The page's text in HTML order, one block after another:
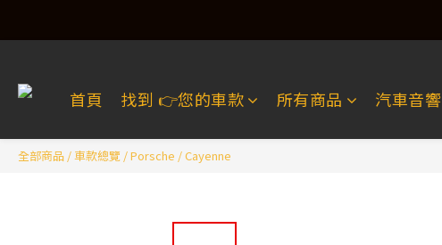
首頁 找到 👉️您的車款 所有商品 汽車音響
全部商品 /車款總覽 /Porsche /Cayenne